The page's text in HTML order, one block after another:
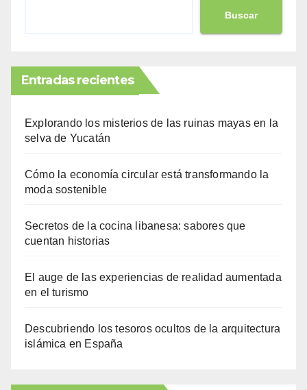
Buscar
Entradas recientes
Explorando los misterios de las ruinas mayas en la
selva de Yucatán
Cómo la economía circular está transformando la
moda sostenible
Secretos de la cocina libanesa: sabores que
cuentan historias
El auge de las experiencias de realidad aumentada
en el turismo
Descubriendo los tesoros ocultos de la arquitectura
islámica en España